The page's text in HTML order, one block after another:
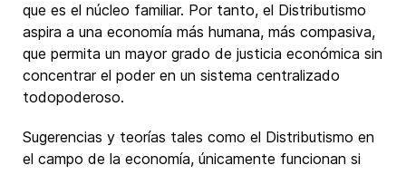
que es el núcleo familiar. Por tanto, el Distributismo
aspira a una economía más humana, más compasiva,
que permita un mayor grado de justicia económica sin
concentrar el poder en un sistema centralizado
todopoderoso.
Sugerencias y teorías tales como el Distributismo en
el campo de la economía, únicamente funcionan si